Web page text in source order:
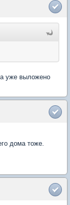
уже выложено
дома тоже.